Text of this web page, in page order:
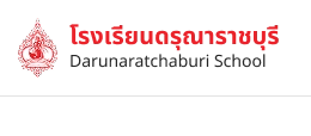
Skip to main content